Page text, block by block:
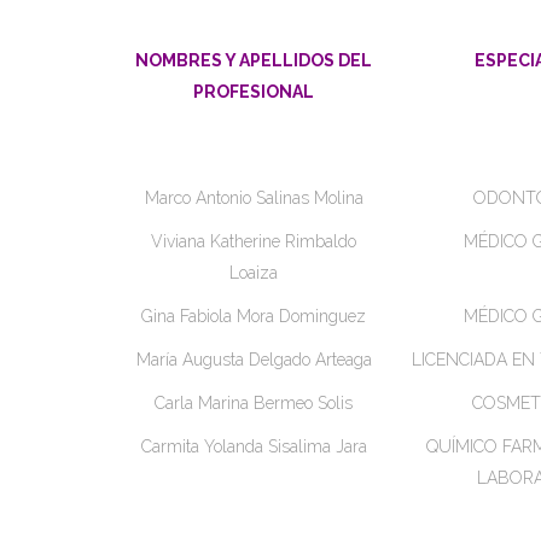
NOMBRES Y APELLIDOS DEL
PROFESIONAL
Marco Antonio Salinas Molina
Viviana Katherine Rimbaldo
Loaiza
MÉDICO
Gina Fabiola Mora Dominguez MÉDICO
María Augusta Delgado Arteaga LICENCIADA
Carla Marina Bermeo Solis
Carmita Yolanda Sisalima Jara
QUÍMICO